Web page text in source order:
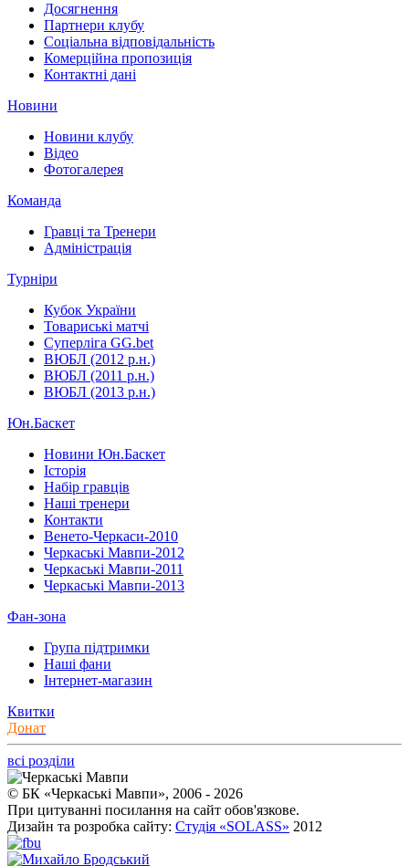
Досягнення
Партнери клубу
Соціальна відповідальність
Комерційна пропозиція
Контактні дані
Новини
Новини клубу
Відео
Фотогалерея
Команда
Гравці та Тренери
Адміністрація
Турніри
Кубок України
Товариські матчі
Суперліга GG.bet
ВЮБЛ (2012 р.н.)
ВЮБЛ (2011 р.н.)
ВЮБЛ (2013 р.н.)
Юн.Баскет
Новини Юн.Баскет
Історія
Набір гравців
Наші тренери
Контакти
Венето-Черкаси-2010
Черкаські Мавпи-2012
Черкаські Мавпи-2011
Черкаські Мавпи-2013
Фан-зона
Група підтримки
Наші фани
Інтернет-магазин
Квитки
Донат
всі розділи
© БК «Черкаські Мавпи», 2006 - 2026
При цитуванні посилання на сайт обов'язкове.
Дизайн та розробка сайту: Студія «SOLASS» 2012